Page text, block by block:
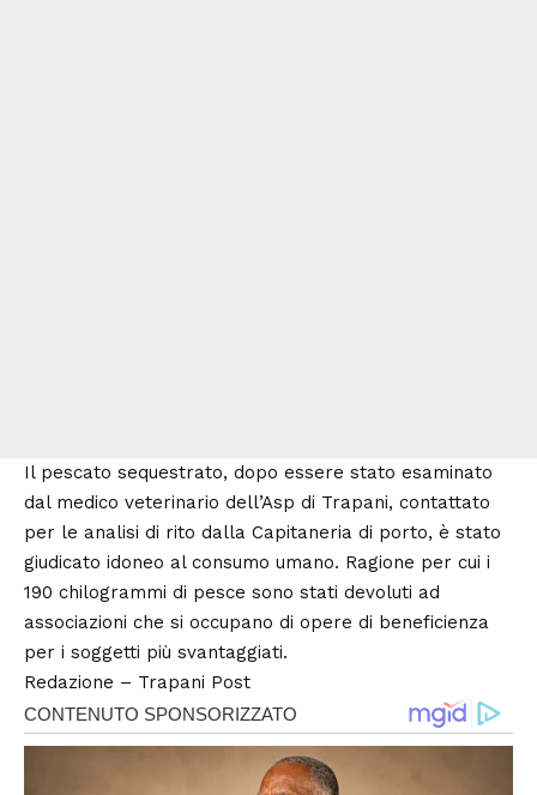
Il pescato sequestrato, dopo essere stato esaminato
dal medico veterinario dell’Asp di Trapani, contattato
per le analisi di rito dalla Capitaneria di porto, è stato
giudicato idoneo al consumo umano. Ragione per cui i
190 chilogrammi di pesce sono stati devoluti ad
associazioni che si occupano di opere di beneficienza
per i soggetti più svantaggiati.
Redazione – Trapani Post